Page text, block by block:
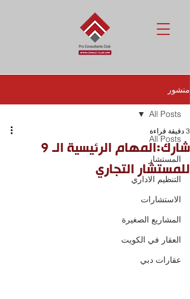
منشور
All Posts
المستشار
التنظيم الاداري
الاستشارات
المشاريع الصغيرة
العقار في الكويت
عقارات دبي
All Posts
شارك:المهام الرئيسية الـ 9
للمستشار التجاري
3 دقيقة قراءة